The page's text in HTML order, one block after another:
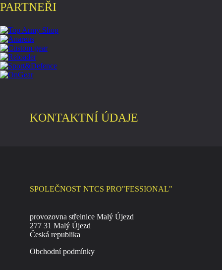
PARTNEŘI
KONTAKTNÍ ÚDAJE
SPOLEČNOST NTCS PRO"FESSIONAL"
provozovna střelnice Malý Újezd
277 31 Malý Újezd
Česká republika
Obchodní podmínky